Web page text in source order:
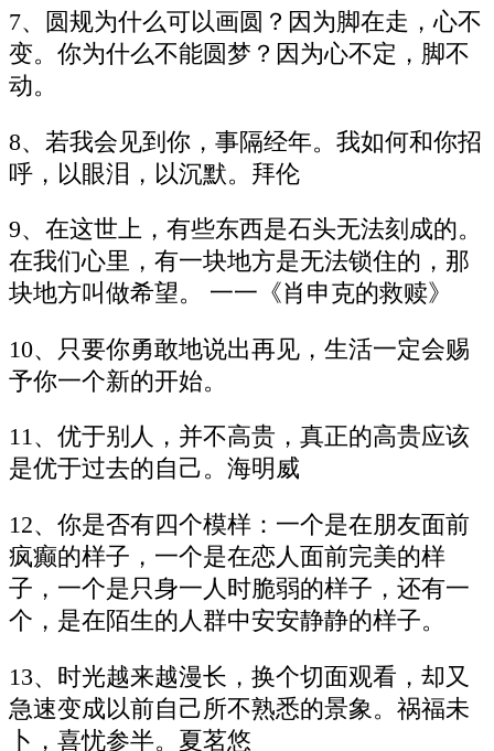
7、圆规为什么可以画圆？因为脚在走，心不
变。你为什么不能圆梦？因为心不定，脚不
动。
8、若我会见到你，事隔经年。我如何和你招
呼，以眼泪，以沉默。拜伦
9、在这世上，有些东西是石头无法刻成的。
在我们心里，有一块地方是无法锁住的，那
块地方叫做希望。 一一《肖申克的救赎》
10、只要你勇敢地说出再见，生活一定会赐
予你一个新的开始。
11、优于别人，并不高贵，真正的高贵应该
是优于过去的自己。海明威
12、你是否有四个模样：一个是在朋友面前
疯癫的样子，一个是在恋人面前完美的样
子，一个是只身一人时脆弱的样子，还有一
个，是在陌生的人群中安安静静的样子。
13、时光越来越漫长，换个切面观看，却又
急速变成以前自己所不熟悉的景象。祸福未
卜，喜忧参半。夏茗悠